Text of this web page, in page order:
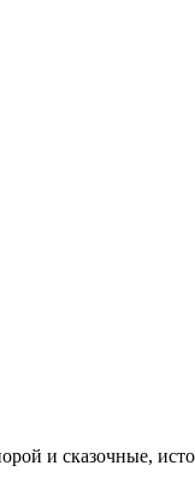
и сказочные,